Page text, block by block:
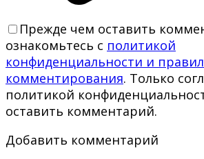
Прежде чем оставить
ознакомьтесь с политикой
конфиденциальности и
комментирования. Только
политикой
оставить комментарий.
Добавить комментарий